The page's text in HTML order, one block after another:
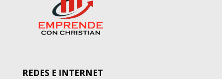
REDES E INTERNET